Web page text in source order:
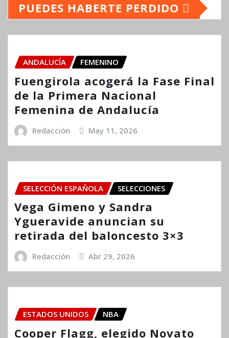
PUEDES HABERTE PERDIDO
ANDALUCÍA FEMENINO
Fuengirola acogerá la Fase Final
de la Primera Nacional
Femenina de Andalucía
Redacción May 11, 2026
SELECCIÓN ESPAÑOLA SELECCIONES
Vega Gimeno y Sandra
Ygueravide anuncian su
retirada del baloncesto 3×3
Redacción Abr 29, 2026
ESTADOS UNIDOS NBA
Cooper Flagg, elegido Novato